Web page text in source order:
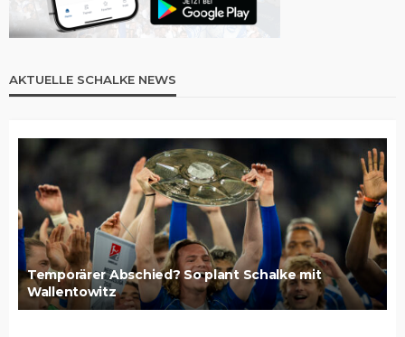
AKTUELLE SCHALKE NEWS
Temporärer Abschied? So plant Schalke mit
Wallentowitz